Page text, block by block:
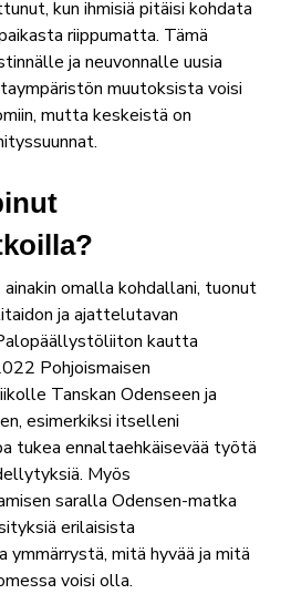
kun ihmisiä pitäisi kohdata
riippumatta. Tämä
ja neuvonnalle uusia
muutoksista voisi
mutta keskeistä on
omalla kohdallani, tuonut
ja ajattelutavan
kautta
Pohjoismaisen
Tanskan Odenseen ja
esimerkiksi itselleni
tukea ennaltaehkäisevää työtä
Myös
saralla Odensen-matka
erilaisista
ymmärrystä, mitä hyvää ja mitä
voisi olla.